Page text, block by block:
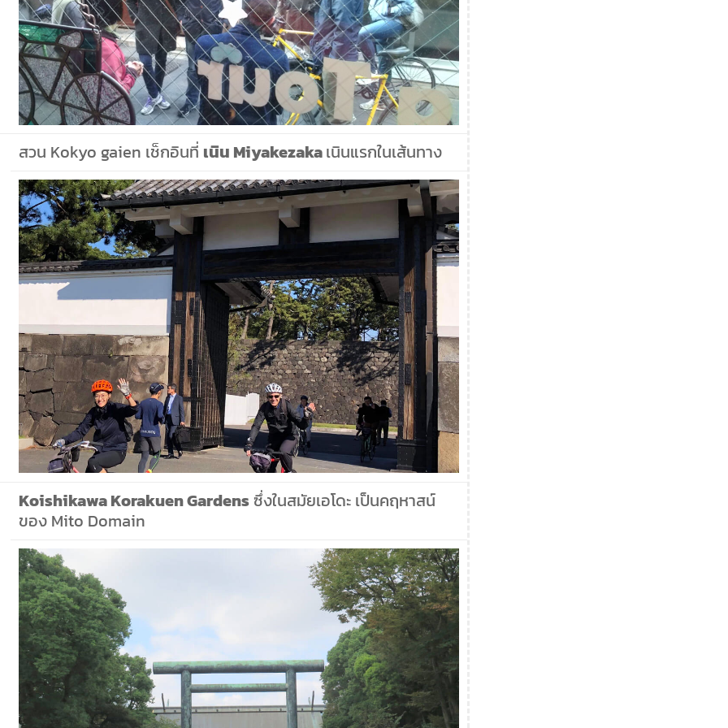
สวน Kokyo gaien เช็กอินที่ เนิน Miyakezakaเนินแรกในเส้นทาง
Koishikawa Korakuen Gardensซึ่งในสมัยเอโดะ เป็นคฤหาสน์
ของ Mito Domain